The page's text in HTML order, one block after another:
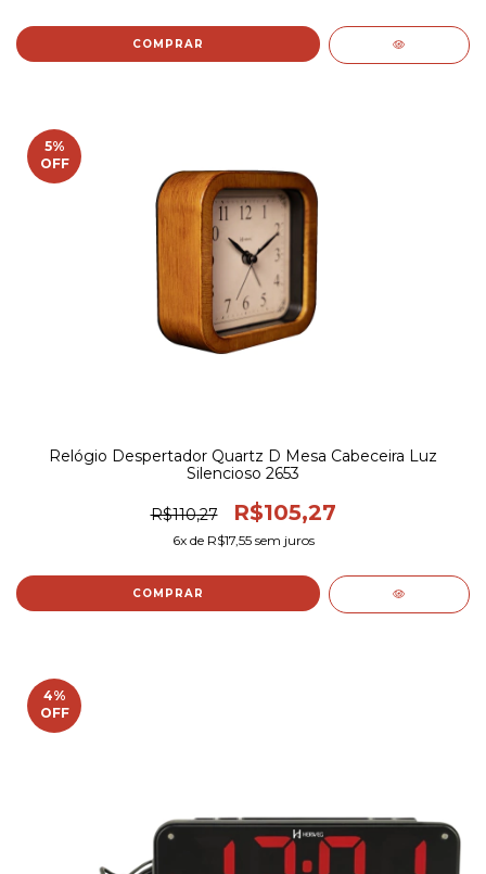
COMPRAR
5%
OFF
Relógio Despertador Quartz D Mesa Cabeceira Luz
Silencioso 2653
R$110,27 R$105,27
6x de R$17,55sem juros
COMPRAR
4%
OFF